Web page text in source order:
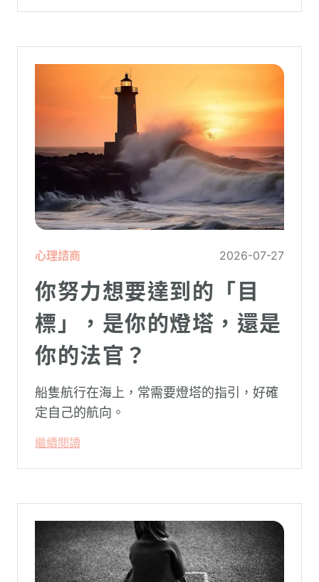
心理諮商 2026-07-27
你努力想要達到的「目
標」，是你的燈塔，還是
你的法官？
船隻航行在海上，常需要燈塔的指引，好確
定自己的航向。
繼續閱讀